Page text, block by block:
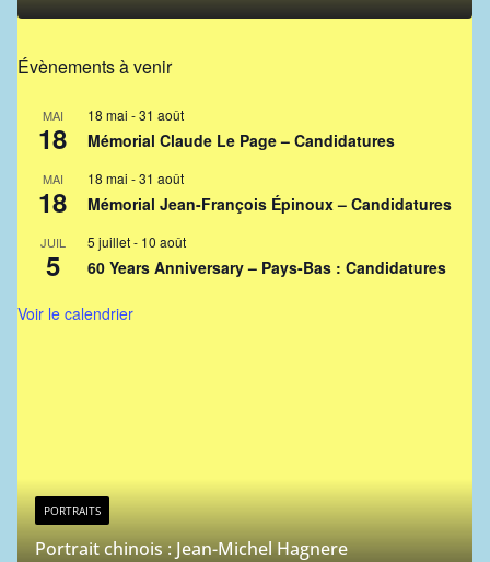
Évènements à venir
MAI
18
18 mai -31 août
Mémorial Claude Le Page – Candidatures
MAI
18
18 mai -31 août
Mémorial Jean-François Épinoux – Candidatures
JUIL
5
5 juillet- 10 août
60 Years Anniversary – Pays-Bas : Candidatures
Voir le calendrier
PORTRAITS
Portrait chinois : Jean-Michel Hagnere